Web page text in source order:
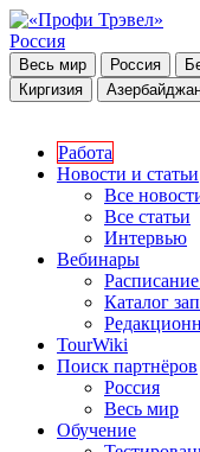
Россия
Весь мир Россия
Киргизия
Работа
Новости и статьи
Все
Все статьи
Интервью
Вебинары
Каталог
TourWiki
Поиск партнёров
Россия
Весь мир
Обучение